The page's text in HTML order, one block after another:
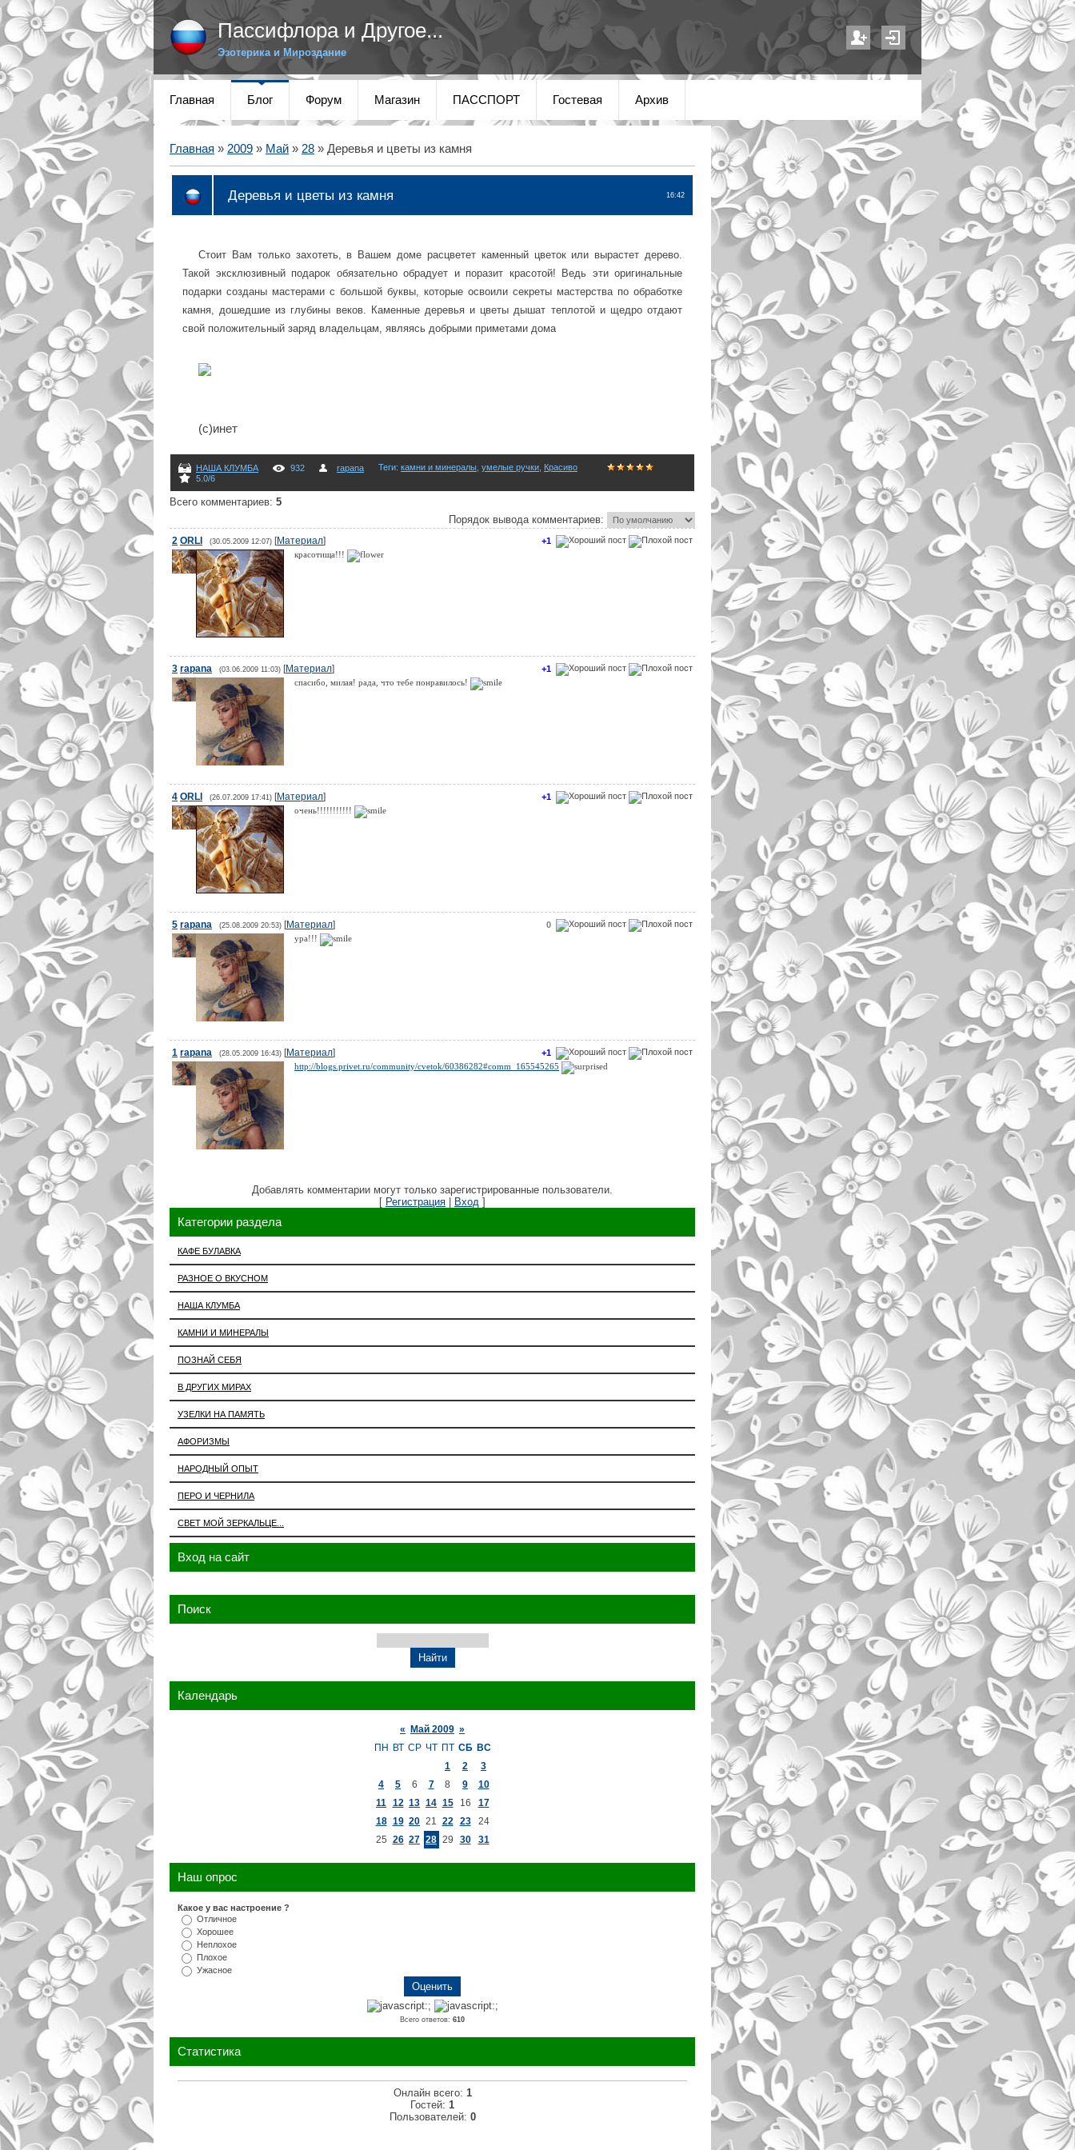
Пассифлора и Другое...
Эзотерика и Мироздание
Главная Блог Форум Магазин ПАССПОРТ Гостевая Архив
Главная » 2009 » Май » 28 » Деревья и цветы из камня
16:42
Деревья и цветы из камня
Стоит Вам только захотеть, в Вашем доме расцветет каменный цветок или вырастет дерево.
Такой эксклюзивный подарок обязательно обрадует и поразит красотой! Ведь эти оригинальные
подарки созданы мастерами с большой буквы, которые освоили секреты мастерства по обработке
камня, дошедшие из глубины веков. Каменные деревья и цветы дышат теплотой и щедро отдают
свой положительный заряд владельцам, являясь добрыми приметами дома
(с)инет
НАША КЛУМБА 932 rapana Теги: камни и минералы умелые ручки Красиво
5.0/6
Всего комментариев: 5
Порядок вывода комментариев:
+1
2 ORLI (30.05.2009 12:07) [Материал]
красотища!!!
+1
3 rapana (03.06.2009 11:03) [Материал]
спасибо, милая! рада, что тебе понравилось!
+1
4 ORLI (26.07.2009 17:41) [Материал]
очень!!!!!!!!!!!
0
5 rapana (25.08.2009 20:53) [Материал]
ура!!!
+1
1 rapana (28.05.2009 16:43) [Материал]
http://blogs.privet.ru/community/cvetok/60386282#comm_165545265
Добавлять комментарии могут только зарегистрированные пользователи.
[ Регистрация | Вход ]
Категории раздела
КАФЕ БУЛАВКА
РАЗНОЕ О ВКУСНОМ
НАША КЛУМБА
КАМНИ И МИНЕРАЛЫ
ПОЗНАЙ СЕБЯ
В ДРУГИХ МИРАХ
УЗЕЛКИ НА ПАМЯТЬ
АФОРИЗМЫ
НАРОДНЫЙ ОПЫТ
ПЕРО И ЧЕРНИЛА
СВЕТ МОЙ ЗЕРКАЛЬЦЕ...
Вход на сайт
Поиск
Календарь
« Май 2009 »
ПН ВТ СР ЧТ ПТ СБ ВС
1
2
3
4
5 6 7 8 9
10
11
12 13 14 15 16
17
18 19 20 21 22 23
24
25 26 27 28 29 30 31
Наш опрос
Какое у вас настроение ?
Отличное
Хорошее
Неплохое
Плохое
Ужасное
Всего ответов: 610
Статистика
Онлайн всего: 1
Гостей: 1
Пользователей: 0